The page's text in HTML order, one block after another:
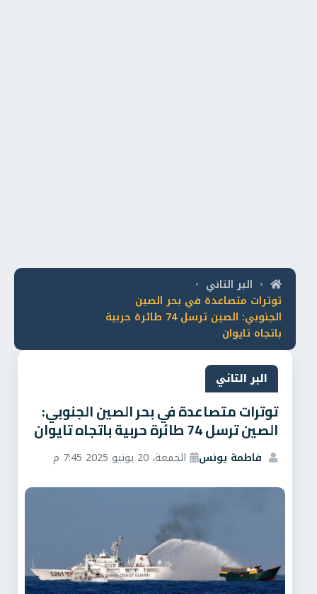
• البر التاني •
توترات متصاعدة في بحر الصين
الجنوبي: الصين ترسل 74 طائرة حربية
باتجاه تايوان
البر التاني
توترات متصاعدة في بحر الصين الجنوبي:
الصين ترسل 74 طائرة حربية باتجاه تايوان
فاطمة يونس الجمعة، 20 يونيو 2025 7:45 م